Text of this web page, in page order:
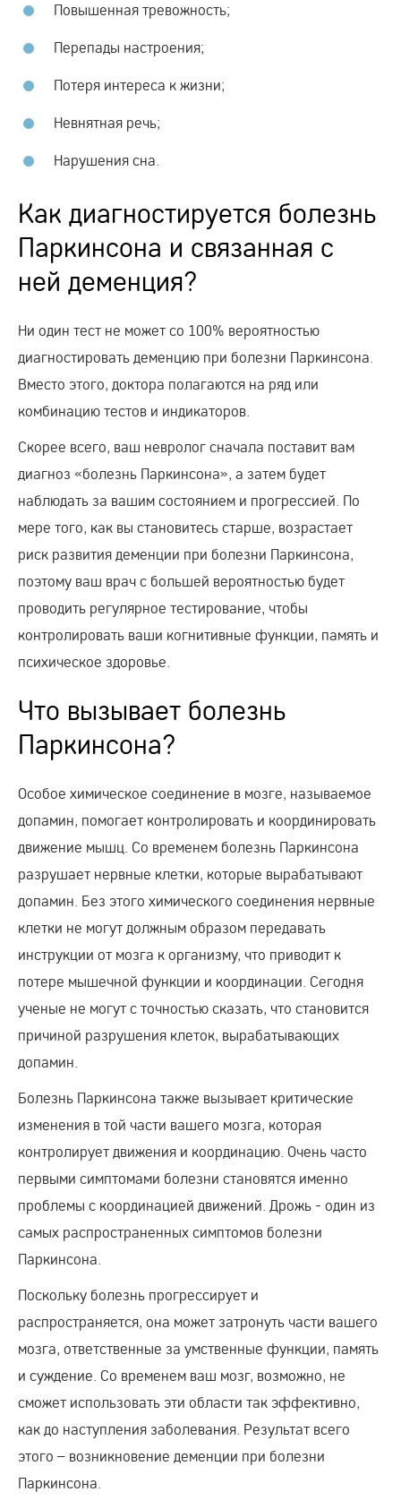
Повышенная тревожность;
Перепады настроения;
Потеря интереса к жизни;
Невнятная речь;
Нарушения сна.
Как диагностируется болезнь
Паркинсона и связанная с
ней деменция?
Ни один тест не может со 100% вероятностью
диагностировать деменцию при болезни Паркинсона.
Вместо этого, доктора полагаются на ряд или
комбинацию тестов и индикаторов.
Скорее всего, ваш невролог сначала поставит вам
диагноз «болезнь Паркинсона», а затем будет
наблюдать за вашим состоянием и прогрессией. По
мере того, как вы становитесь старше, возрастает
риск развития деменции при болезни Паркинсона,
поэтому ваш врач с большей вероятностью будет
проводить регулярное тестирование, чтобы
контролировать ваши когнитивные функции, память и
психическое здоровье.
Что вызывает болезнь
Паркинсона?
Особое химическое соединение в мозге, называемое
допамин, помогает контролировать и координировать
движение мышц. Со временем болезнь Паркинсона
разрушает нервные клетки, которые вырабатывают
допамин. Без этого химического соединения нервные
клетки не могут должным образом передавать
инструкции от мозга к организму, что приводит к
потере мышечной функции и координации. Сегодня
ученые не могут с точностью сказать, что становится
причиной разрушения клеток, вырабатывающих
допамин.
Болезнь Паркинсона также вызывает критические
изменения в той части вашего мозга, которая
контролирует движения и координацию. Очень часто
первыми симптомами болезни становятся именно
проблемы с координацией движений. Дрожь - один из
самых распространенных симптомов болезни
Паркинсона.
Поскольку болезнь прогрессирует и
распространяется, она может затронуть части вашего
мозга, ответственные за умственные функции, память
и суждение. Со временем ваш мозг, возможно, не
сможет использовать эти области так эффективно,
как до наступления заболевания. Результат всего
этого – возникновение деменции при болезни
Паркинсона.